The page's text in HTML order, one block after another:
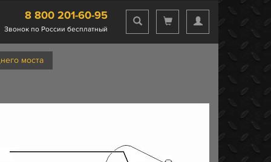
8 800 201-60-95
Звонок по России бесплатный
моста